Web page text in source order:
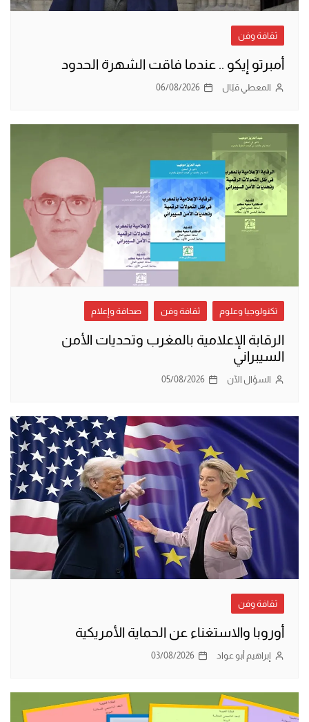
ثقافة وفن
أمبرتو إيكو .. عندما فاقت الشهرة الحدود
المعطي قبّال 06/08/2026
تكنولوجيا وعلوم ثقافة وفن صحافة وإعلام
الرقابة الإعلامية بالمغرب وتحديات الأمن
السيبراني
السؤال الآن 05/08/2026
ثقافة وفن
أوروبا والاستغناء عن الحماية الأمريكية
إبراهيم أبو عواد 03/08/2026